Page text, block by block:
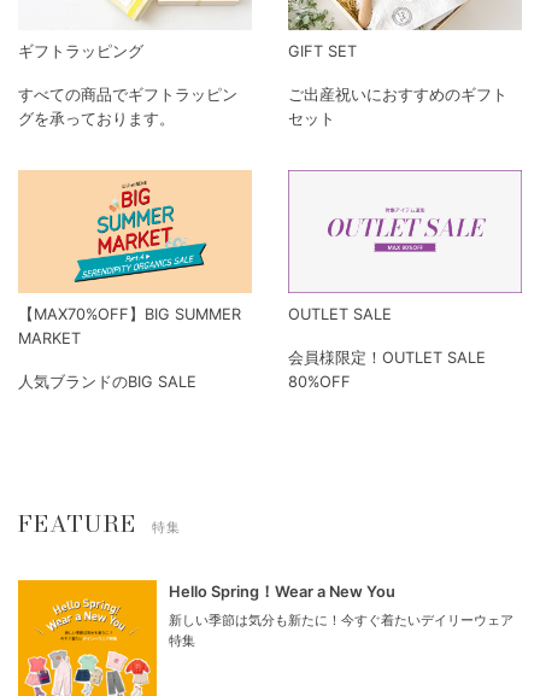
ギフトラッピング
すべての商品でギフトラッピン
グを承っております。
GIFT SET
ご出産祝いにおすすめのギフト
セット
【MAX70%OFF】BIG SUMMER
MARKET
人気ブランドのBIG SALE
OUTLET SALE
会員様限定！OUTLET SALE
80%OFF
FEATURE 特集
Hello Spring！Wear a New You
新しい季節は気分も新たに！今すぐ着たいデイリーウェア
特集